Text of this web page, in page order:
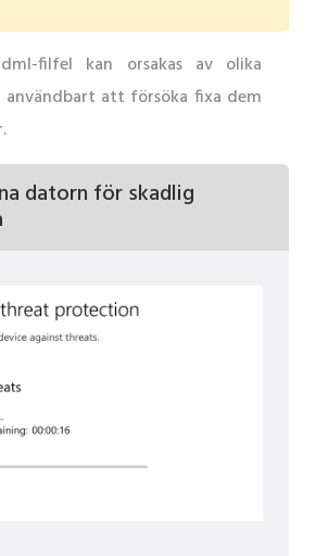
filfel kan orsakas av olika
att försöka fixa dem
datorn för skadlig